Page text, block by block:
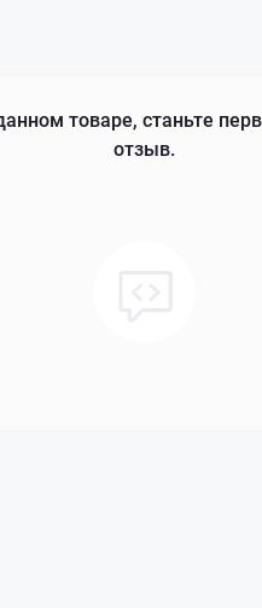
товаре, станьте
отзыв.